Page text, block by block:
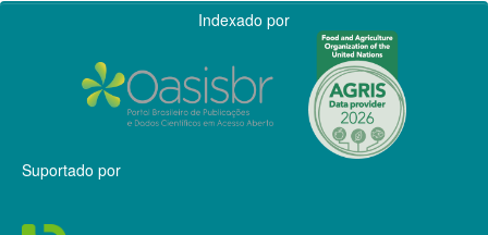
Indexado por
Suportado por